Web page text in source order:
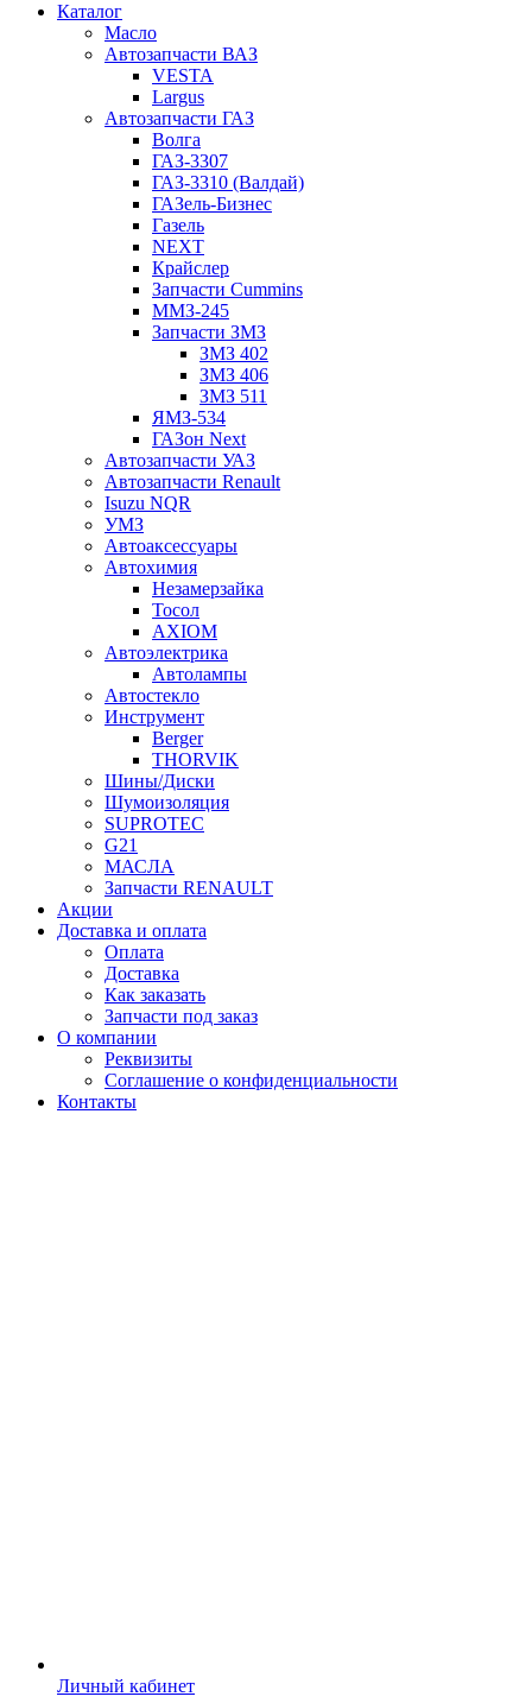
Каталог
Масло
Автозапчасти ВАЗ
VESTA
Largus
Автозапчасти ГАЗ
Волга
ГАЗ-3307
ГАЗ-3310 (Валдай)
ГАЗель-Бизнес
Газель
NEXT
Крайслер
Запчасти Cummins
ММЗ-245
Запчасти ЗМЗ
ЗМЗ 402
ЗМЗ 406
ЗМЗ 511
ЯМЗ-534
ГАЗон Next
Автозапчасти УАЗ
Автозапчасти Renault
Isuzu NQR
УМЗ
Автоаксессуары
Автохимия
Незамерзайка
Тосол
AXIOM
Автоэлектрика
Автолампы
Автостекло
Инструмент
Berger
THORVIK
Шины/Диски
Шумоизоляция
SUPROTEC
G21
МАСЛА
Запчасти RENAULT
Акции
Доставка и оплата
Оплата
Доставка
Как заказать
Запчасти под заказ
О компании
Реквизиты
Соглашение о конфиденциальности
Контакты
Личный кабинет